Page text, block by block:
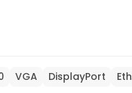
VGA DisplayPort